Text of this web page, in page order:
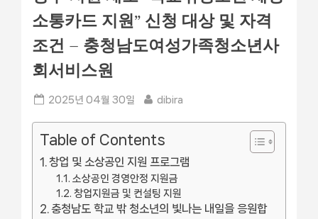
소통카드 지원” 신청 대상 및 자격
조건 – 충청남도여성가족청소년사
회서비스원
Posted
2025년 04월 30일 By
dibira
Table of Contents
창업 및 소상공인 지원 프로그램
소상공인 경영안정 지원금
창업지원금 및 컨설팅 지원
충청남도 학교 밖 청소년의 빛나는 내일을 응원합